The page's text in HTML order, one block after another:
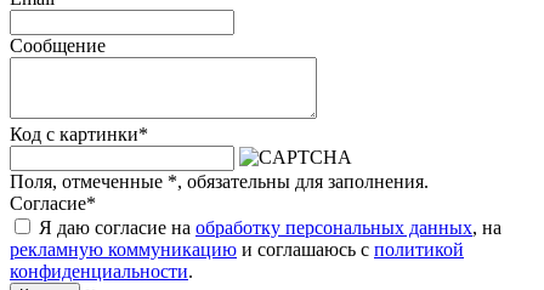
Сообщение
Код с картинки*
Поля, отмеченные *, обязательны для заполнения.
Согласие*
Я даю согласие на обработку персональных данных, на
рекламную коммуникацию и соглашаюсь с политикой
конфиденциальности.